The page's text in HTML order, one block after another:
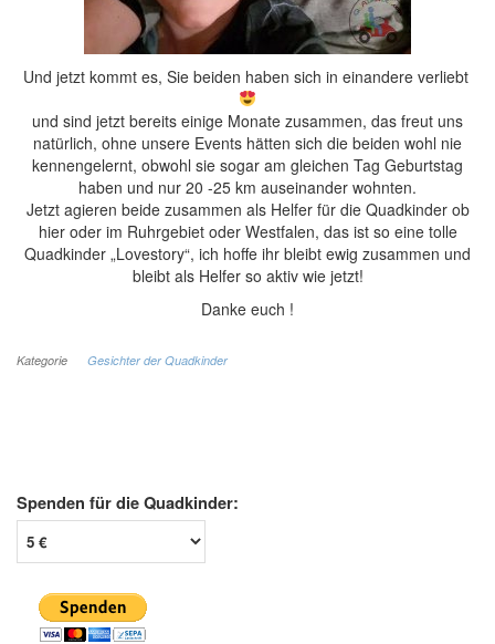
Und jetzt kommt es, Sie beiden haben sich in einandere verliebt
und sind jetzt bereits einige Monate zusammen, das freut uns
natürlich, ohne unsere Events hätten sich die beiden wohl nie
kennengelernt, obwohl sie sogar am gleichen Tag Geburtstag
haben und nur 20 -25 km auseinander wohnten.
Jetzt agieren beide zusammen als Helfer für die Quadkinder ob
hier oder im Ruhrgebiet oder Westfalen, das ist so eine tolle
Quadkinder „Lovestory“, ich hoffe ihr bleibt ewig zusammen und
bleibt als Helfer so aktiv wie jetzt!
Danke euch !
Kategorie Gesichter der Quadkinder
Spenden für die Quadkinder: